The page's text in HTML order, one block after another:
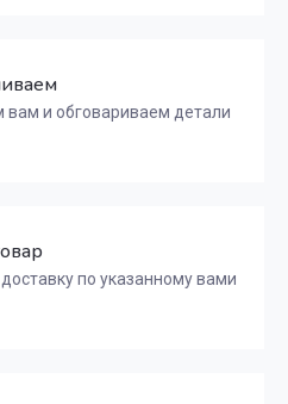
вам и обговариваем детали
по указанному вами